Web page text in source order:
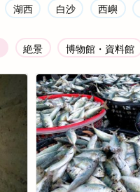
湖西 白沙 西嶼
絶景 博物館・資料館